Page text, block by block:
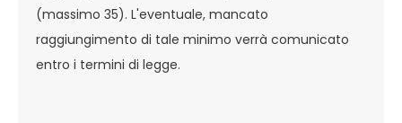
(massimo 35). L'eventuale, mancato
raggiungimento di tale minimo verrà comunicato
entro i termini di legge.